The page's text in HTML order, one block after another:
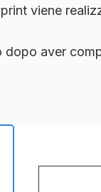
viene
dopo aver